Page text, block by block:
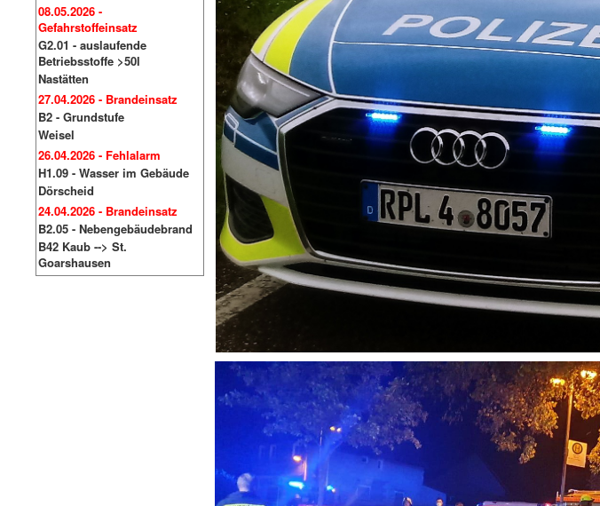
08.05.2026 -
Gefahrstoffeinsatz
G2.01 - auslaufende
Betriebsstoffe >50l
Nastätten
27.04.2026 - Brandeinsatz
B2 - Grundstufe
Weisel
26.04.2026 - Fehlalarm
H1.09 - Wasser im Gebäude
Dörscheid
24.04.2026 - Brandeinsatz
B2.05 - Nebengebäudebrand
B42 Kaub --> St.
Goarshausen